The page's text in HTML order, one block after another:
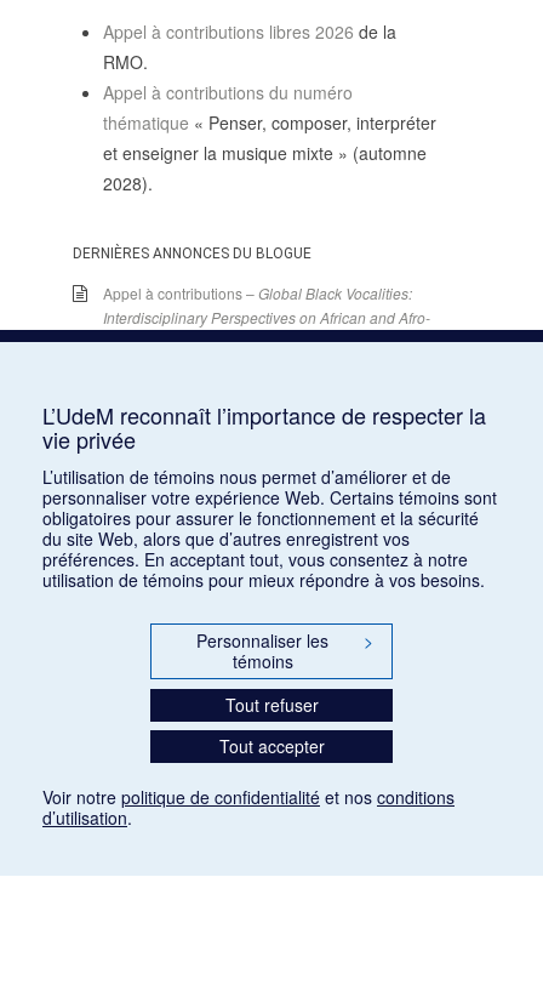
Appel à contributions libres 2026 de la
RMO.
Appel à contributions du numéro
thématique « Penser, composer, interpréter
et enseigner la musique mixte » (automne
2028).
DERNIÈRES ANNONCES DU BLOGUE
Appel à contributions –Global Black Vocalities:
Interdisciplinary Perspectives on African and Afro-
descendant Expressive Cultures– 15 décembre
Appel de conférences – « Expressions sonores de
la violence et transformations technologiques
dans le cinéma européen, des années 1970 à la
transition numérique » – 30 septembre 2026
15 juin 2026
Appel de conférences – « Les rencontres de
musicologie médiévalle » – 30 juin 2026
LES CARNETS DE LA RMO
INFOLETTRE – ARCHIVES
L’UdeM reconnaît l’importance de respecter la
vie privée
L’utilisation de témoins nous permet d’améliorer et de
personnaliser votre expérience Web. Certains témoins sont
obligatoires pour assurer le fonctionnement et la sécurité
du site Web, alors que d’autres enregistrent vos
préférences. En acceptant tout, vous consentez à notre
utilisation de témoins pour mieux répondre à vos besoins.
Personnaliser les
témoins
>
Tout refuser
Tout accepter
Voir notre politique de confidentialité et nos conditions
d’utilisation.